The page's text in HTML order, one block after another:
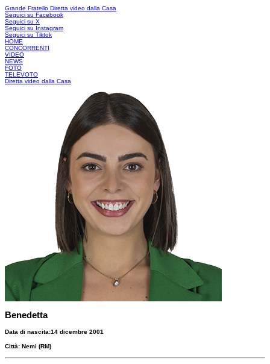
Grande Fratello Diretta video dalla Casa
Seguici su Facebook
Seguici su X
Seguici su Instagram
Seguici su Tiktok
HOME
CONCORRENTI
VIDEO
NEWS
FOTO
TELEVOTO
Diretta video dalla Casa
Benedetta
Data di nascita:14 dicembre 2001
Città: Nemi (RM)